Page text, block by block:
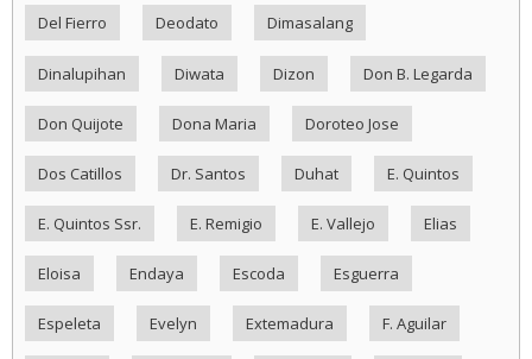
Del Fierro Deodato Dimasalang
Dinalupihan Diwata Dizon Don B. Legarda
Don Quijote Dona Maria Doroteo Jose
Dos Catillos Dr. Santos Duhat E. Quintos
E. Quintos Ssr. E. Remigio E. Vallejo Elias
Eloisa Endaya Escoda Esguerra
Espeleta Evelyn Extemadura F. Aguilar